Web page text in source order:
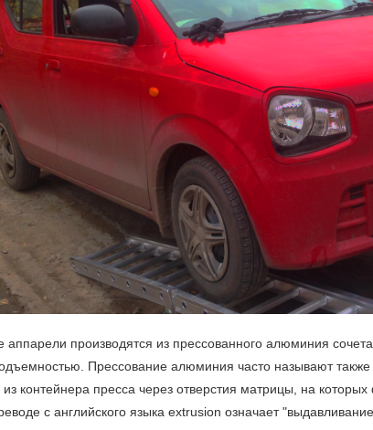
аппарели производятся из прессованного алюминия
Прессование алюминия часто называют
из контейнера пресса через отверстия матрицы, на
с английского языка extrusion означает